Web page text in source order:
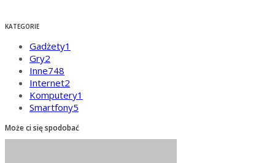
KATEGORIE
Gadżety1
Gry2
Inne748
Internet2
Komputery1
Smartfony5
Może ci się spodobać